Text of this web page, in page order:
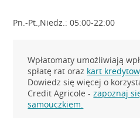
Pn.-Pt.,Niedz.: 05:00-22:00
Wpłatomaty umożliwiają
spłatę rat oraz kart
Dowiedz się więcej o
Credit Agricole -zapoznaj
samouczkiem.